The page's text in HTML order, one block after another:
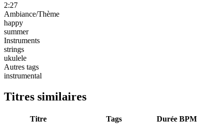
2:27
Ambiance/Thème
happy
summer
Instruments
strings
ukulele
Autres tags
instrumental
Titres similaires
Titre Tags Durée BPM